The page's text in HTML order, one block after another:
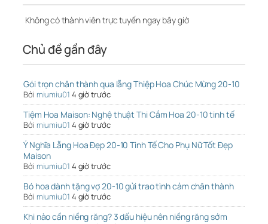
Không có thành viên trực tuyến ngay bây giờ
Chủ đề gần đây
Gói trọn chân thành qua lẵng Thiệp Hoa Chúc Mừng 20-10
Bởi miumiu01 4 giờ trước
Tiệm Hoa Maison: Nghệ thuật Thi Cắm Hoa 20-10 tinh tế
Bởi miumiu01 4 giờ trước
Ý Nghĩa Lẵng Hoa Đẹp 20-10 Tinh Tế Cho Phụ Nữ Tốt Đẹp
Maison
Bởi miumiu01 4 giờ trước
Bó hoa dành tặng vợ 20-10 gửi trao tình cảm chân thành
Bởi miumiu01 4 giờ trước
Khi nào cần niềng răng? 3 dấu hiệu nên niềng răng sớm